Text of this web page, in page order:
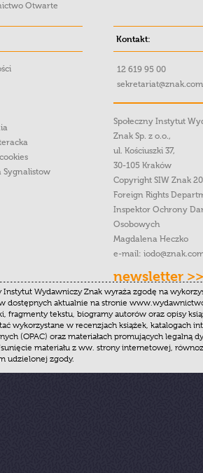
Otwarte
Sygnalistow
Kontakt:
12 619 95 00
Społeczny Instytut
Znak Sp. z o.o.,
ul. Kościuszki 37,
30-105 Kraków
Copyright SIW Znak
Foreign Rights
Inspektor Ochrony
Osobowych
Magdalena Heczko
e-mail:
newsletter >>
Instytut Wydawniczy Znak wyraża zgodę na
dostępnych aktualnie na stronie
fragmenty tekstu, biogramy autorów oraz opisy
wykorzystane w recenzjach książek, katalogach
(OPAC) oraz materiałach promujących legalną
materiału z ww. strony internetowej,
udzielonej zgody.